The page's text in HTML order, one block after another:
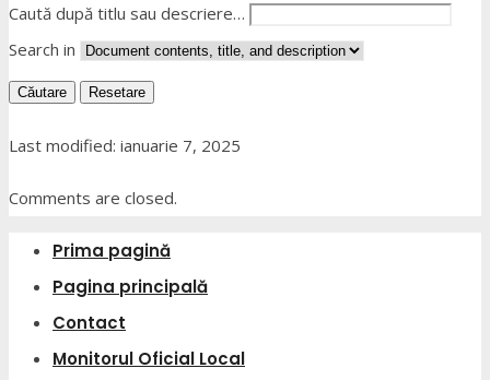
Caută după titlu sau descriere…
Search in
Căutare Resetare
Last modified: ianuarie 7, 2025
Comments are closed.
Prima pagină
Pagina principală
Contact
Monitorul Oficial Local